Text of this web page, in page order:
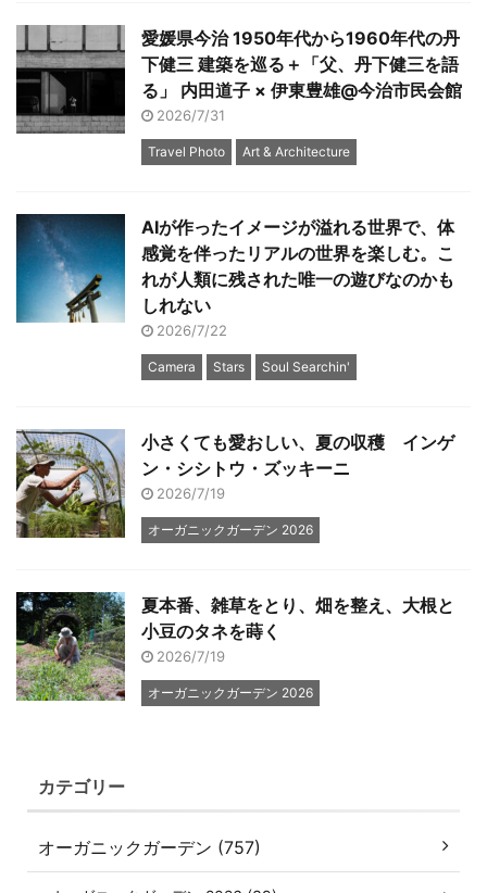
愛媛県今治 1950年代から1960年代の丹
下健三 建築を巡る＋「父、丹下健三を語
る」 内田道子 × 伊東豊雄@今治市民会館
2026/7/31
Travel Photo Art & Architecture
AIが作ったイメージが溢れる世界で、体
感覚を伴ったリアルの世界を楽しむ。こ
れが人類に残された唯一の遊びなのかも
しれない
2026/7/22
Camera Stars Soul Searchin'
小さくても愛おしい、夏の収穫 インゲ
ン・シシトウ・ズッキーニ
2026/7/19
オーガニックガーデン 2026
夏本番、雑草をとり、畑を整え、大根と
小豆のタネを蒔く
2026/7/19
オーガニックガーデン 2026
カテゴリー
オーガニックガーデン (757)